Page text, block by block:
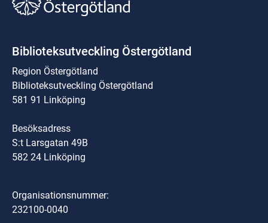
Biblioteksutveckling Östergötland
Region Östergötland
Biblioteksutveckling Östergötland
581 91 Linköping
Besöksadress
S:t Larsgatan 49B
582 24 Linköping
Organisationsnummer:
232100-0040